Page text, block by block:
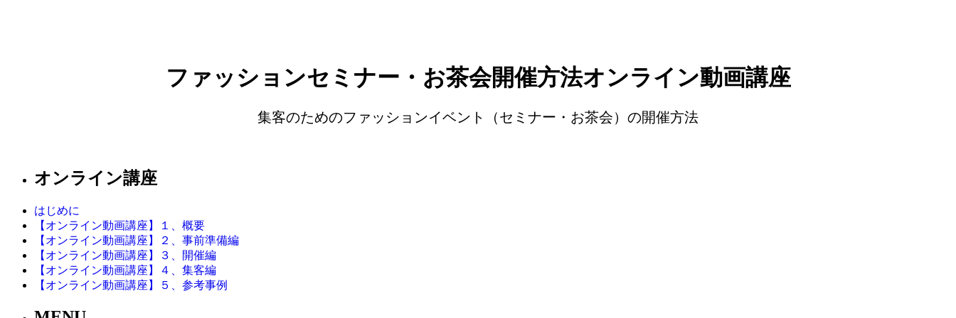
ファッションセミナー・お茶会開催方法オンライン動画講座
集客のためのファッションイベント（セミナー・お茶会）の開催方法
オンライン講座
はじめに
【オンライン動画講座】１、概要
【オンライン動画講座】２、事前準備編
【オンライン動画講座】３、開催編
【オンライン動画講座】４、集客編
【オンライン動画講座】５、参考事例